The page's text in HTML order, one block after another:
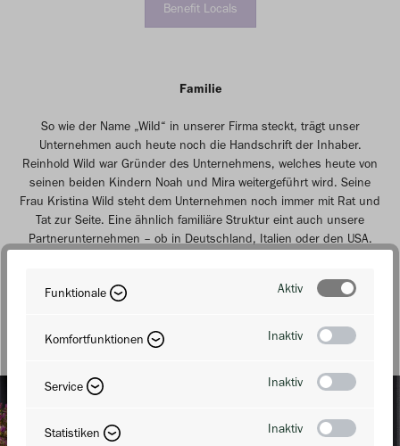
Benefit Locals
Familie
So wie der Name „Wild“ in unserer Firma steckt, trägt unser
Unternehmen auch heute noch die Handschrift der Inhaber.
Reinhold Wild war Gründer des Unternehmens, welches heute von
seinen beiden Kindern Noah und Mira weitergeführt wird. Seine
Frau Kristina Wild steht dem Unternehmen noch immer mit Rat und
Tat zur Seite. Eine ähnlich familiäre Struktur eint auch unsere
Partnerunternehmen – ob in Deutschland, Italien oder den USA.
Funktionale Aktiv
Komfortfunktionen Inaktiv
Service Inaktiv
Statistiken Inaktiv